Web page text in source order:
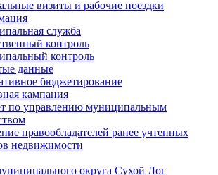
визиты и рабочие поездки
служба
контроль
контроль
данные
бюджетирование
кампания
по управлению муниципальным
правообладателей ранее учтенных
недвижимости
округа Сухой Лог